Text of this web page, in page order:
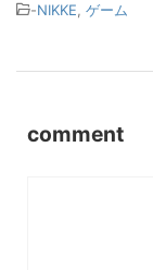
-NIKKE ゲーム
comment